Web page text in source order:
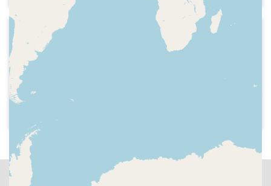
(Fernando Alonso).
Cadena SER - La saga de los Porretas
tiene un problema económico" i careta
Segismundo (Manuel Lorenzo).